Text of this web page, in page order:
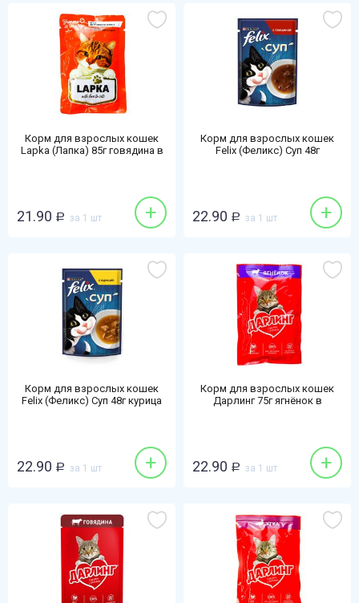
Корм для взрослых кошек
Lapka (Лапка) 85г говядина в
21.90 Р за 1 шт +
Корм для взрослых кошек
Felix (Феликс) Суп 48г
22.90 Р за 1 шт +
Корм для взрослых кошек
Felix (Феликс) Суп 48г курица
22.90 Р за 1 шт +
Корм для взрослых кошек
Дарлинг 75г ягнёнок в
22.90 Р за 1 шт +